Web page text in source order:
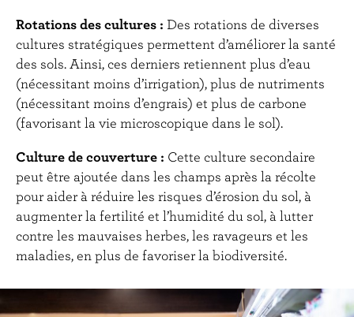
Rotations des cultures : Des rotations de diverses
cultures stratégiques permettent d’améliorer la santé
des sols. Ainsi, ces derniers retiennent plus d’eau
(nécessitant moins d’irrigation), plus de nutriments
(nécessitant moins d’engrais) et plus de carbone
(favorisant la vie microscopique dans le sol).
Culture de couverture : Cette culture secondaire
peut être ajoutée dans les champs après la récolte
pour aider à réduire les risques d’érosion du sol, à
augmenter la fertilité et l’humidité du sol, à lutter
contre les mauvaises herbes, les ravageurs et les
maladies, en plus de favoriser la biodiversité.